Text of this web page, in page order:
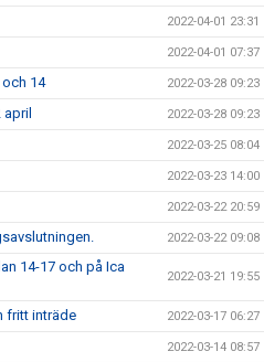
2022-04-01 23:31
2022-04-01 07:37
14 2022-03-28 09:23
2022-03-28 09:23
2022-03-25 08:04
2022-03-23 14:00
2022-03-22 20:59
2022-03-22 09:08
14-17 och på Ica
2022-03-21 19:55
fritt inträde 2022-03-17 06:27
2022-03-14 08:57